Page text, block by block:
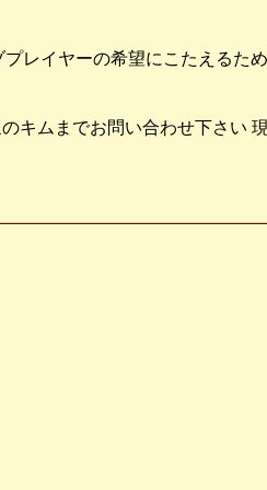
レイヤーの希望にこたえるため
キムまでお問い合わせ下さい